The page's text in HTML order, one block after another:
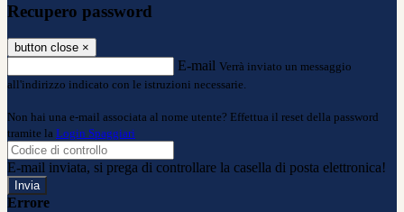
Recupero password
button close ×
E-mail Verrà inviato un messaggio
all'indirizzo indicato con le istruzioni necessarie.
Non hai una e-mail associata al nome utente? Effettua il reset della password
tramite la Login Spaggiari
E-mail inviata, si prega di controllare la casella di posta elettronica!
Errore